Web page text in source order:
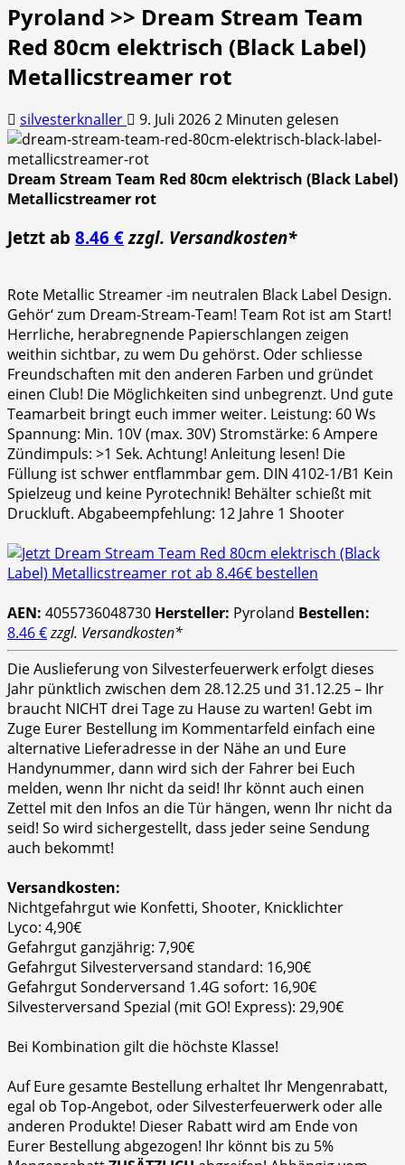
Pyroland >> Dream Stream Team
Red 80cm elektrisch (Black Label)
Metallicstreamer rot
silvesterknaller 9. Juli 20262 Minuten gelesen
Dream Stream Team Red 80cm elektrisch (Black Label)
Metallicstreamer rot
Jetzt ab 8.46 € zzgl. Versandkosten*
Rote Metallic Streamer -im neutralen Black Label Design.
Gehör‘ zum Dream-Stream-Team! Team Rot ist am Start!
Herrliche, herabregnende Papierschlangen zeigen
weithin sichtbar, zu wem Du gehörst. Oder schliesse
Freundschaften mit den anderen Farben und gründet
einen Club! Die Möglichkeiten sind unbegrenzt. Und gute
Teamarbeit bringt euch immer weiter. Leistung: 60 Ws
Spannung: Min. 10V (max. 30V) Stromstärke: 6 Ampere
Zündimpuls: >1 Sek. Achtung! Anleitung lesen! Die
Füllung ist schwer entflammbar gem. DIN 4102-1/B1 Kein
Spielzeug und keine Pyrotechnik! Behälter schießt mit
Druckluft. Abgabeempfehlung: 12 Jahre 1 Shooter
AEN: 4055736048730 Hersteller: Pyroland Bestellen:
8.46 €zzgl. Versandkosten*
Die Auslieferung von Silvesterfeuerwerk erfolgt dieses
Jahr pünktlich zwischen dem 28.12.25 und 31.12.25 – Ihr
braucht NICHT drei Tage zu Hause zu warten! Gebt im
Zuge Eurer Bestellung im Kommentarfeld einfach eine
alternative Lieferadresse in der Nähe an und Eure
Handynummer, dann wird sich der Fahrer bei Euch
melden, wenn Ihr nicht da seid! Ihr könnt auch einen
Zettel mit den Infos an die Tür hängen, wenn Ihr nicht da
seid! So wird sichergestellt, dass jeder seine Sendung
auch bekommt!
Versandkosten:
Nichtgefahrgut wie Konfetti, Shooter, Knicklichter
Lyco: 4,90€
Gefahrgut ganzjährig: 7,90€
Gefahrgut Silvesterversand standard: 16,90€
Gefahrgut Sonderversand 1.4G sofort: 16,90€
Silvesterversand Spezial (mit GO! Express): 29,90€
Bei Kombination gilt die höchste Klasse!
Auf Eure gesamte Bestellung erhaltet Ihr Mengenrabatt,
egal ob Top-Angebot, oder Silvesterfeuerwerk oder alle
anderen Produkte! Dieser Rabatt wird am Ende von
Eurer Bestellung abgezogen! Ihr könnt bis zu 5%